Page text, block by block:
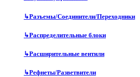
↳Разъемы/Соединители/Переходники
↳Распределительные блоки
↳Расширительные вентили
↳Рефнеты/Разветвители